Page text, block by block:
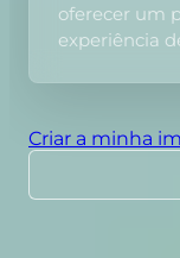
oferecer um
experiência
Criar a minha